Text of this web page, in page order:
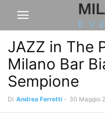
JAZZ in The
Milano Bar
Sempione
Di Andrea Ferretti - 30 Maggio